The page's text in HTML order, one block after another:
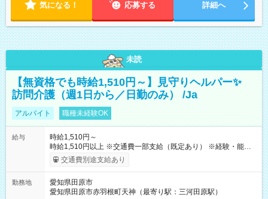
気になる！ 応募する 詳細へ
未読
【無資格でも時給1,510円～】見守りヘルパー✨
訪問介護（週1日から／日勤のみ） /Ja
アルバイト 職種未経験OK
給与
時給1,510円～
時給1,510円以上 ※交通費一部支給（既定あり） ※経験・能力を
考慮して決定します 【収入例】 週1回勤務の場合：1,510円×8時
間×4回=4万8,320円 週3回勤務の場合：1,510円×8時間×12回
1,600円 【試用期間】試用期間あり 試用期間の長さ：2ヶ月
※ 雇用形態と給与に、本採用時と異なる部分があります。 雇用
交通費別途支給あり
勤務地
愛知県田原市
愛知県田原市赤羽根町天神（最寄り駅：三河田原駅）